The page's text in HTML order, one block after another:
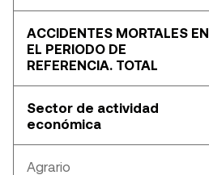
ACCIDENTES MORTALES EN
EL PERIODO DE
REFERENCIA. TOTAL
Sector de actividad
económica
Agrario